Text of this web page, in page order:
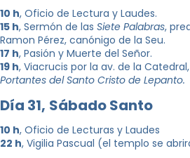
10 h, Oficio de Lectura y Laudes.
15 h, Sermón de las Siete Palabras,
Ramon Pérez, canónigo de la Seu.
17 h, Pasión y Muerte del Señor.
19 h, Viacrucis por la av. de la
Portantes del Santo Cristo de Lepanto.
Día 31, Sábado Santo
10 h, Oficio de Lecturas y Laudes
22 h, Vigilia Pascual (el templo se